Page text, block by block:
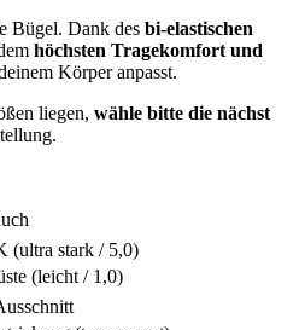
Bügel. Dank des bi-elastischen
höchsten Tragekomfort und
Körper anpasst.
liegen, wähle bitte die nächst
(ultra stark / 5,0)
(leicht / 1,0)